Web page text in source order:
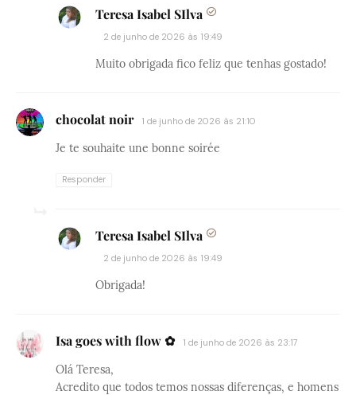
Teresa Isabel SIlva
2 de junho de 2026 às 19:49
Muito obrigada fico feliz que tenhas gostado!
chocolat noir 1 de junho de 2026 às 21:10
Je te souhaite une bonne soirée
Responder
Teresa Isabel SIlva
2 de junho de 2026 às 19:49
Obrigada!
Isa goes with flow ✿ 1 de junho de 2026 às 23:17
Olá Teresa,
Acredito que todos temos nossas diferenças, e homens